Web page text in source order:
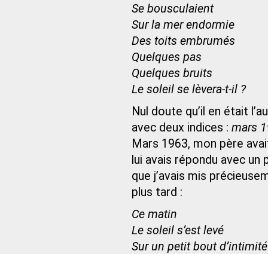
Se bousculaient
Sur la mer endormie
Des toits embrumés
Quelques pas
Quelques bruits
Le soleil se lèvera-t-il ?
Nul doute qu’il en était
avec deux indices : mars
Mars 1963, mon père
lui avais répondu avec
que j’avais mis
plus tard :
Ce matin
Le soleil s’est levé
Sur un petit bout d’intimité